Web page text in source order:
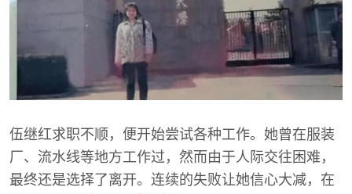
伍继红求职不顺，便开始尝试各种工作。她曾在服装
厂、流水线等地方工作过，然而由于人际交往困难，
最终还是选择了离开。连续的失败让她信心大减，在